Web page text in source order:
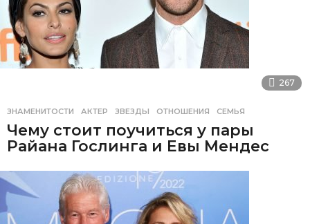
267
ЗНАМЕНИТОСТИ АКТЕР ,ЗВЕЗДЫ ,ОТНОШЕНИЯ ,СЕМЬЯ
Чему стоит поучиться у пары
Райана Гослинга и Евы Мендес